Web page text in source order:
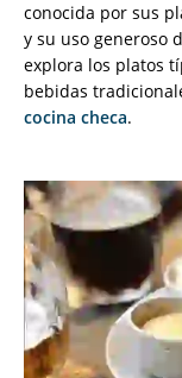
conocida por sus
y su uso generoso
explora los platos
bebidas
cocina checa.